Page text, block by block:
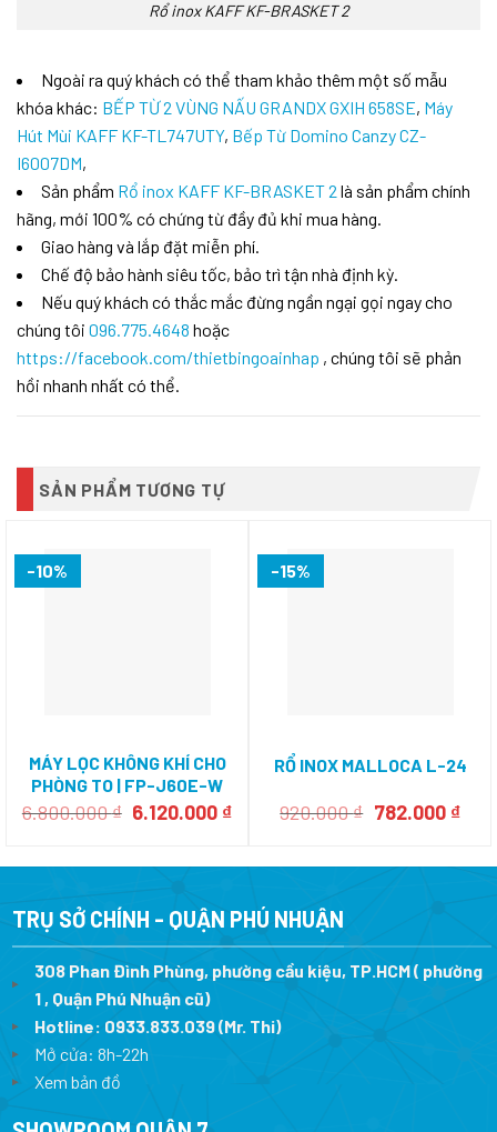
Rổ inox KAFF KF-BRASKET 2
Ngoài ra quý khách có thể tham khảo thêm một số mẫu
khóa khác: BẾP TỪ 2 VÙNG NẤU GRANDX GXIH 658SE, Máy
Hút Mùi KAFF KF-TL747UTY, Bếp Từ Domino Canzy CZ-
I6007DM,
Sản phẩm Rổ inox KAFF KF-BRASKET 2 là sản phẩm chính
hãng, mới 100% có chứng từ đầy đủ khi mua hàng.
Giao hàng và lắp đặt miễn phí.
Chế độ bảo hành siêu tốc, bảo trì tận nhà định kỳ.
Nếu quý khách có thắc mắc đừng ngần ngại gọi ngay cho
chúng tôi 096.775.4648 hoặc
https://facebook.com/thietbingoainhap , chúng tôi sẽ phản
hồi nhanh nhất có thể.
SẢN PHẨM TƯƠNG TỰ
-10%
MÁY LỌC KHÔNG KHÍ CHO
PHÒNG TO | FP-J60E-W
6.800.000₫ Giá
6.800.000 ₫.
6.120.000 ₫Giá
là:
-15%
RỔ INOX MALLOCA L-24
920.000₫ Giá
920.000 ₫.
782.000 ₫Giá
là:
TRỤ SỞ CHÍNH - QUẬN PHÚ NHUẬN
308 Phan Đình Phùng, phường cầu kiệu, TP.HCM ( phường
1 , Quận Phú Nhuận cũ)
Hotline: 0933.833.039(Mr. Thi)
Mở cửa: 8h-22h
Xem bản đồ